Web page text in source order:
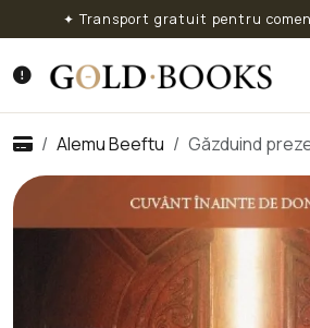
✦ Transport gratuit pentru
Alemu Beeftu Găzduind